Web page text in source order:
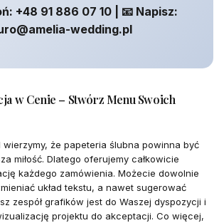
+48 91 886 07 10 | 📧 Napisz:
wedding.pl
w Cenie – Stwórz Menu Swoich
wierzymy, że papeteria ślubna powinna być
miłość. Dlatego oferujemy całkowicie
każdego zamówienia. Możecie dowolnie
układ tekstu, a nawet sugerować
zespół grafików jest do Waszej dyspozycji i
projektu do akceptacji. Co więcej,